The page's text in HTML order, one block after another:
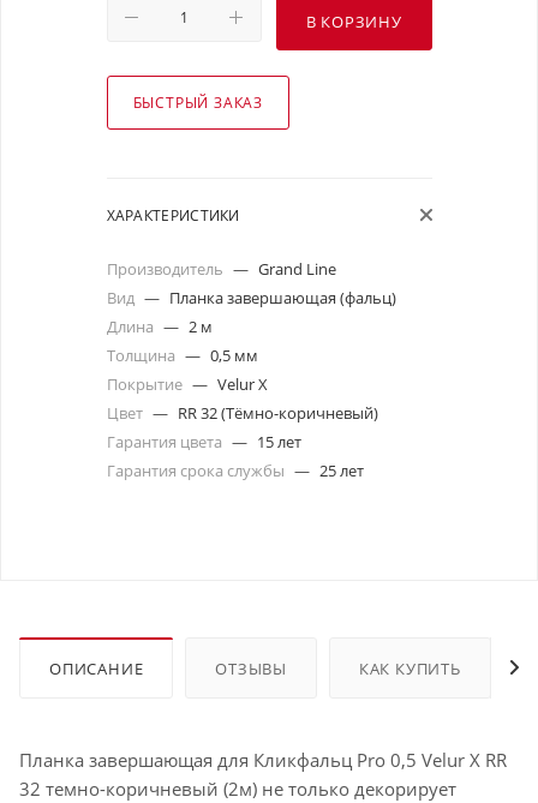
В КОРЗИНУ
БЫСТРЫЙ ЗАКАЗ
ХАРАКТЕРИСТИКИ
Производитель — Grand Line
Вид — Планка завершающая (фальц)
Длина — 2 м
Толщина — 0,5 мм
Покрытие — Velur X
Цвет — RR 32 (Тёмно-коричневый)
Гарантия цвета — 15 лет
Гарантия срока службы — 25 лет
ОПИСАНИЕ ОТЗЫВЫ КАК КУПИТЬ
Планка завершающая для Кликфальц Pro 0,5 Velur X RR
32 темно-коричневый (2м) не только декорирует